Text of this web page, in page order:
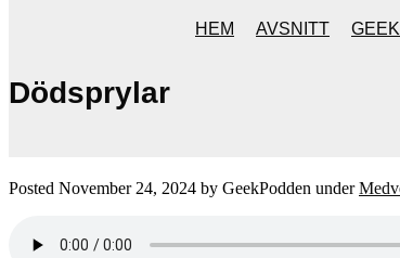
HEM AVSNITT
Dödsprylar
Posted November 24, 2024 by GeekPodden under